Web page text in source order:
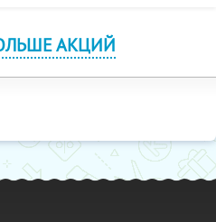
АКЦИЙ